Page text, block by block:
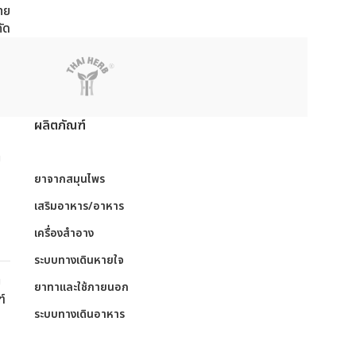
ผลิตภัณฑ์
ยาจากสมุนไพร
เสริมอาหาร/อาหาร
เครื่องสำอาง
ระบบทางเดินหายใจ
ยาทาและใช้ภายนอก
ระบบทางเดินอาหาร